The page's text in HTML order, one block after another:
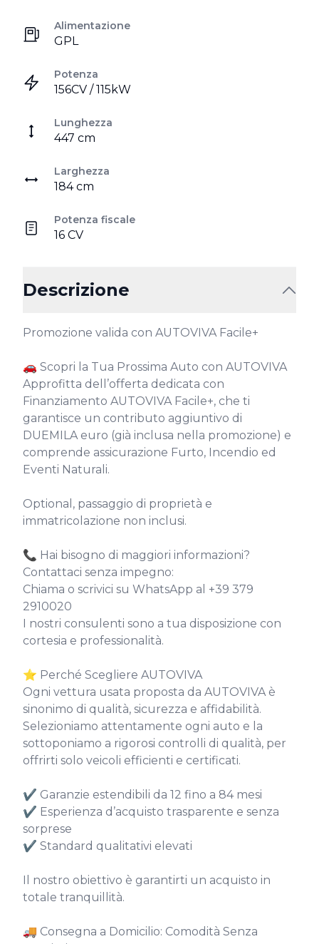
Alimentazione
GPL
Potenza
156CV / 115kW
Lunghezza
447 cm
Larghezza
184 cm
Potenza fiscale
16 CV
Descrizione
Promozione valida con AUTOVIVA Facile+
🚗 Scopri la Tua Prossima Auto con AUTOVIVA
Approfitta dell’offerta dedicata con
Finanziamento AUTOVIVA Facile+, che ti
garantisce un contributo aggiuntivo di
DUEMILA euro (già inclusa nella promozione) e
comprende assicurazione Furto, Incendio ed
Eventi Naturali.
Optional, passaggio di proprietà e
immatricolazione non inclusi.
📞 Hai bisogno di maggiori informazioni?
Contattaci senza impegno:
Chiama o scrivici su WhatsApp al +39 379
2910020
I nostri consulenti sono a tua disposizione con
cortesia e professionalità.
⭐ Perché Scegliere AUTOVIVA
Ogni vettura usata proposta da AUTOVIVA è
sinonimo di qualità, sicurezza e affidabilità.
Selezioniamo attentamente ogni auto e la
sottoponiamo a rigorosi controlli di qualità, per
offrirti solo veicoli efficienti e certificati.
✔ Garanzie estendibili da 12 fino a 84 mesi
✔ Esperienza d’acquisto trasparente e senza
sorprese
✔ Standard qualitativi elevati
Il nostro obiettivo è garantirti un acquisto in
totale tranquillità.
🚚 Consegna a Domicilio: Comodità Senza